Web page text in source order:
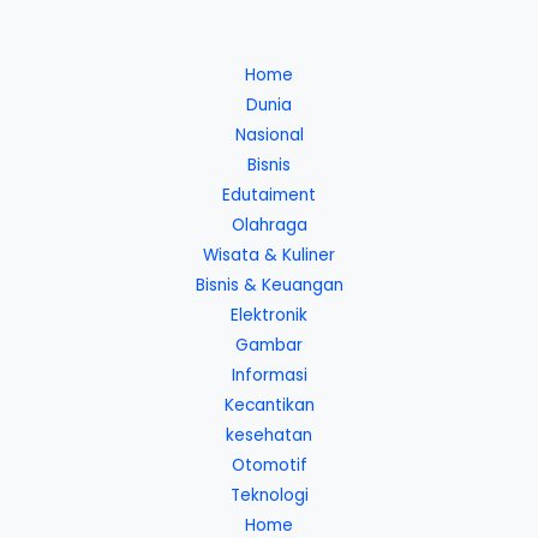
Home
Dunia
Nasional
Bisnis
Edutaiment
Olahraga
Wisata & Kuliner
Bisnis & Keuangan
Elektronik
Gambar
Informasi
Kecantikan
kesehatan
Otomotif
Teknologi
Home